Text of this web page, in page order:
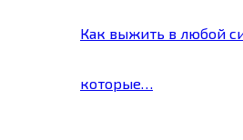
Как выжить в любой
которые…